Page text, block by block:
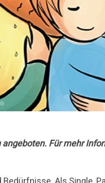
Für mehr
Als Single,